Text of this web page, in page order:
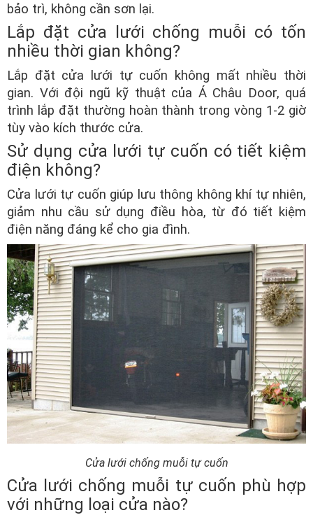
bảo trì, không cần sơn lại.
Lắp đặt cửa lưới chống muỗi có tốn
nhiều thời gian không?
Lắp đặt cửa lưới tự cuốn không mất nhiều thời
gian. Với đội ngũ kỹ thuật của Á Châu Door, quá
trình lắp đặt thường hoàn thành trong vòng 1-2 giờ
tùy vào kích thước cửa.
Sử dụng cửa lưới tự cuốn có tiết kiệm
điện không?
Cửa lưới tự cuốn giúp lưu thông không khí tự nhiên,
giảm nhu cầu sử dụng điều hòa, từ đó tiết kiệm
điện năng đáng kể cho gia đình.
Cửa lưới chống muỗi tự cuốn
Cửa lưới chống muỗi tự cuốn phù hợp
với những loại cửa nào?